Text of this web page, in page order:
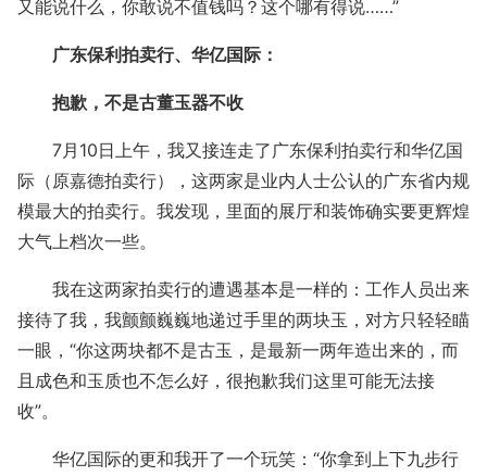
又能说什么，你敢说不值钱吗？这个哪有得说……”
广东保利拍卖行、华亿国际：
抱歉，不是古董玉器不收
7月10日上午，我又接连走了广东保利拍卖行和华亿国
际（原嘉德拍卖行），这两家是业内人士公认的广东省内规
模最大的拍卖行。我发现，里面的展厅和装饰确实要更辉煌
大气上档次一些。
我在这两家拍卖行的遭遇基本是一样的：工作人员出来
接待了我，我颤颤巍巍地递过手里的两块玉，对方只轻轻瞄
一眼，“你这两块都不是古玉，是最新一两年造出来的，而
且成色和玉质也不怎么好，很抱歉我们这里可能无法接
收”。
华亿国际的更和我开了一个玩笑：“你拿到上下九步行